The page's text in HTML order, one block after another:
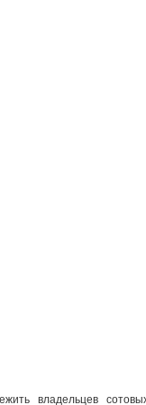
владельцев